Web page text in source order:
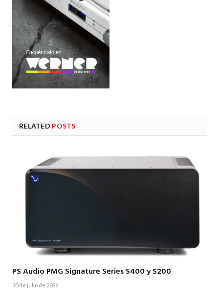
RELATED POSTS
PS Audio PMG Signature Series S400 y S200
30 de julio de 2026